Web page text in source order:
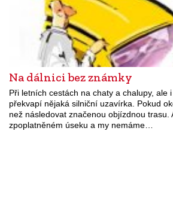
Na dálnici bez známky
Při letních cestách na chaty a chalupy, ale
překvapí nějaká silniční uzavírka. Pokud
než následovat značenou objízdnou trasu.
zpoplatněném úseku a my nemáme…